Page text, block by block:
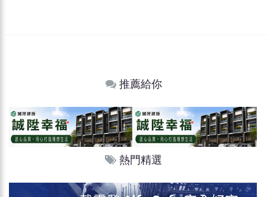
推薦給你
熱門精選